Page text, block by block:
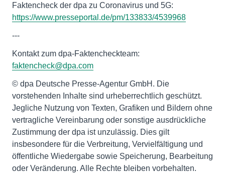
Faktencheck der dpa zu Coronavirus und 5G:
https://www.presseportal.de/pm/133833/4539968
---
Kontakt zum dpa-Faktencheckteam:
faktencheck@dpa.com
© dpa Deutsche Presse-Agentur GmbH. Die
vorstehenden Inhalte sind urheberrechtlich geschützt.
Jegliche Nutzung von Texten, Grafiken und Bildern ohne
vertragliche Vereinbarung oder sonstige ausdrückliche
Zustimmung der dpa ist unzulässig. Dies gilt
insbesondere für die Verbreitung, Vervielfältigung und
öffentliche Wiedergabe sowie Speicherung, Bearbeitung
oder Veränderung. Alle Rechte bleiben vorbehalten.